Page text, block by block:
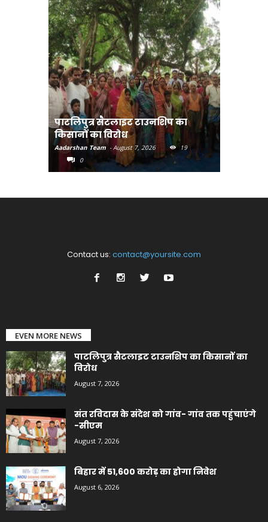
पाटलिपुत्र सैटलाइट टाउनशिप का
किसानों का विरोध
Aadarshan Team - August 7, 2026
19
0
Contact us: contact@yoursite.com
EVEN MORE NEWS
पाटलिपुत्र सैटलाइट टाउनशिप का किसानों का
विरोध
August 7, 2026
संत रविदास के संदेश को गांव- गांव तक पहुंचाएंगे
-सीएम
August 7, 2026
बिहार में 51,600 करोड़ का होगा निवेश
August 6, 2026